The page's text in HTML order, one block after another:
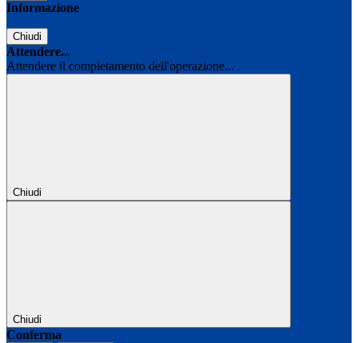
Informazione
Chiudi
Attendere...
Attendere il completamento dell'operazione...
Chiudi
Chiudi
Conferma